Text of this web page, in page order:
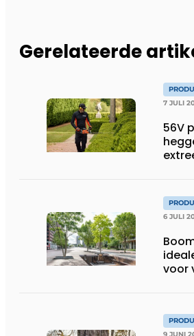
Gerelateerde
7 JULI
56V
6 JULI
voor
9 JUNI